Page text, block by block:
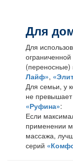
Для
Для
(переносные)
Лайф»,
Для семьи, у
не превышает
«Руфина»:
Если
применении
массажа,
серий